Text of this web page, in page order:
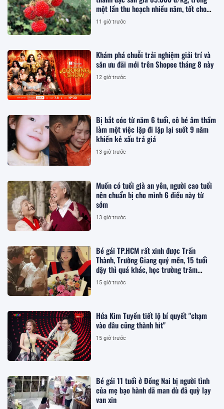
một lần thu hoạch nhiều năm, tốt cho
sức khỏe
11 giờ trước
Khám phá chuỗi trải nghiệm giải trí và
săn ưu đãi mới trên Shopee tháng 8 này
12 giờ trước
Bị bắt cóc từ năm 6 tuổi, cô bé âm thầm
làm một việc lặp đi lặp lại suốt 9 năm
khiến kẻ xấu trả giá
13 giờ trước
Muốn có tuổi già an yên, người cao tuổi
nên chuẩn bị cho mình 6 điều này từ
sớm
13 giờ trước
Bé gái TP.HCM rất xinh được Trấn
Thành, Trường Giang quý mến, 15 tuổi
dậy thì quá khác, học trường trăm
triệu/năm
15 giờ trước
Hứa Kim Tuyền tiết lộ bí quyết "chạm
vào đâu cũng thành hit"
15 giờ trước
Bé gái 11 tuổi ở Đồng Nai bị người tình
của mẹ bạo hành dã man dù đã quỳ lạy
van xin